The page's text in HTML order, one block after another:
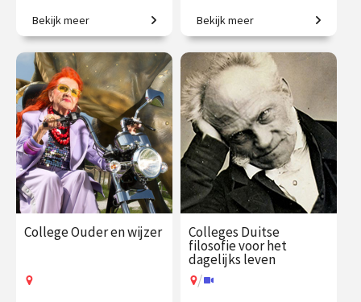
Een introductie naar het
menselijk zijn
€ 1225.00
vanaf 29
sep.
/ Op locatie of online
Bekijk meer
Wie bepaalt hoe wij naar de
wereld kijken?
€ 345.00
vanaf 28
sep.
/ Op locatie of online
Bekijk meer
College Ouder en wijzer Colleges Duitse
filosofie voor het
dagelijks leven
/